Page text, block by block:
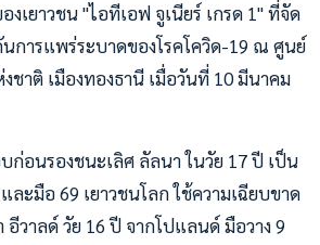
งเยาวชน "ไอทีเอฟ จูเนียร์ เกรด 1" ที่จัด
นการแพร่ระบาดของโรคโควิด-19 ณ ศูนย์
าติ เมืองทองธานี เมื่อวันที่ 10 มีนาคม
ก่อนรองชนะเลิศ ลัลนา ในวัย 17 ปี เป็น
ละมือ 69 เยาวชนโลก ใช้ความเฉียบขาด
อีวาลด์ วัย 16 ปี จากโปแลนด์ มือวาง 9